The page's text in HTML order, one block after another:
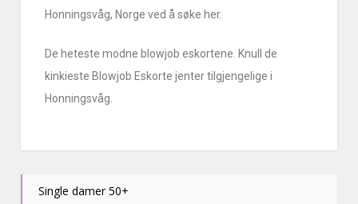
Honningsvåg, Norge ved å søke her.
De heteste modne blowjob eskortene. Knull de
kinkieste Blowjob Eskorte jenter tilgjengelige i
Honningsvåg.
Single damer 50+